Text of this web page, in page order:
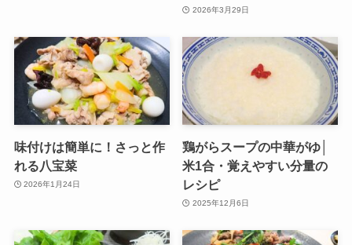
2026年3月29日
味付けは簡単に！さっと作
れる八宝菜
2026年1月24日
鶏がらスープの中華がゆ│
米1合・覚えやすい分量の
レシピ
2025年12月6日